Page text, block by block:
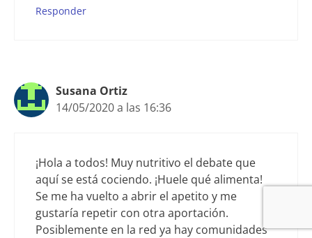
Responder
Susana Ortiz
14/05/2020 a las 16:36
¡Hola a todos! Muy nutritivo el debate que
aquí se está cociendo. ¡Huele qué alimenta!
Se me ha vuelto a abrir el apetito y me
gustaría repetir con otra aportación.
Posiblemente en la red ya hay comunidades